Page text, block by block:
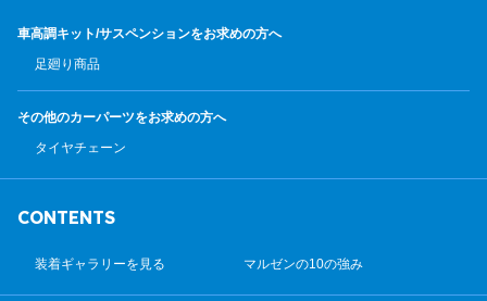
車高調キット/サスペンションをお求めの方へ
足廻り商品
その他のカーパーツをお求めの方へ
タイヤチェーン
CONTENTS
装着ギャラリーを見る マルゼンの10の強み